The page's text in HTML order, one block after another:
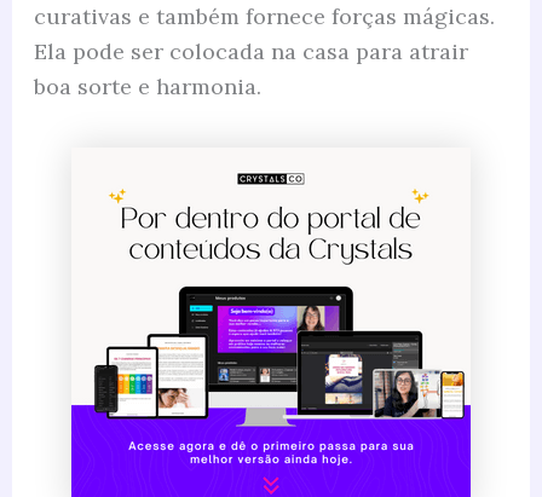
curativas e também fornece forças mágicas.
Ela pode ser colocada na casa para atrair
boa sorte e harmonia.